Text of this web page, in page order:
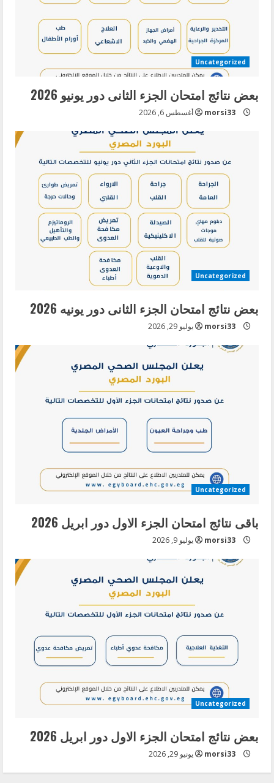
Uncategorized
بعض نتائج امتحان الجزء الثانى دور يونيو 2026
morsi33 أغسطس 6, 2026
Uncategorized
بعض نتائج امتحان الجزء الثانى دور يونيه 2026
morsi33 يوليو 29, 2026
Uncategorized
باقى نتائج امتحان الجزء الاول دور ابريل 2026
morsi33 يوليو 9, 2026
Uncategorized
بعض نتائج امتحان الجزء الاول دور ابريل 2026
morsi33 يونيو 29, 2026